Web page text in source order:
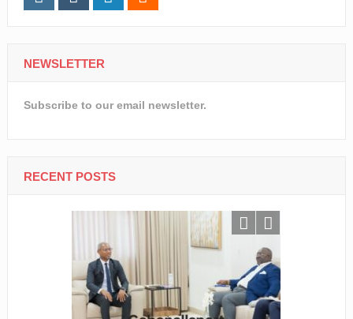
NEWSLETTER
Subscribe to our email newsletter.
RECENT POSTS